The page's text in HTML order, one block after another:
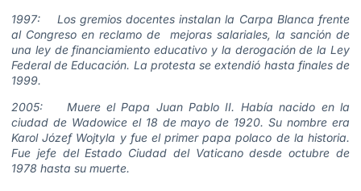
1997: Los gremios docentes instalan la Carpa Blanca frente
al Congreso en reclamo de mejoras salariales, la sanción de
una ley de financiamiento educativo y la derogación de la Ley
Federal de Educación. La protesta se extendió hasta finales de
1999.
2005: Muere el Papa Juan Pablo II. Había nacido en la
ciudad de Wadowice el 18 de mayo de 1920. Su nombre era
Karol Józef Wojtyla y fue el primer papa polaco de la historia.
Fue jefe del Estado Ciudad del Vaticano desde octubre de
1978 hasta su muerte.